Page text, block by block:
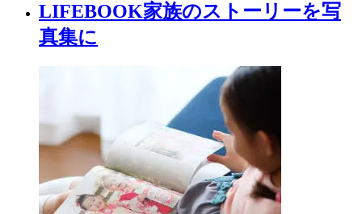
LIFEBOOK家族のストーリーを写
真集に